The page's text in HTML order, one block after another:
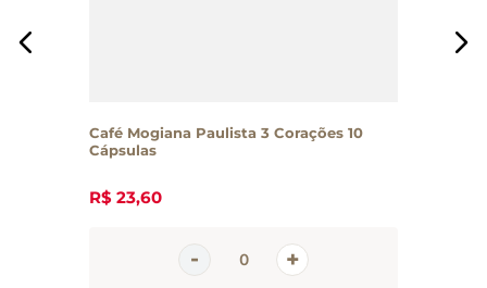
Café Mogiana Paulista 3 Corações 10
Cápsulas
R$ 23,60